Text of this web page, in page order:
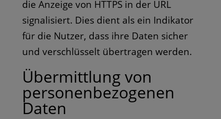
die Anzeige von HTTPS in der URL
signalisiert. Dies dient als ein Indikator
für die Nutzer, dass ihre Daten sicher
und verschlüsselt übertragen werden.
Übermittlung von
personenbezogenen
Daten